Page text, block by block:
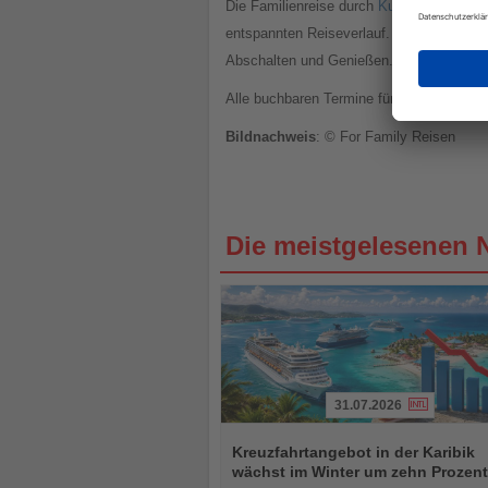
Die Familienreise durch Kuba
startet
entspannten Reiseverlauf. Nach Stopps
Abschalten und Genießen.
Alle buchbaren Termine für Familien-
Bildnachweis: © For Family Reisen
Die meistgelesenen
Sie
die
31.07.2026
Kreuzfahrtangebot in der Karibik
wächst im Winter um zehn Prozent